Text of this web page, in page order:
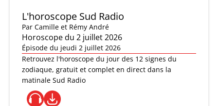
L'horoscope Sud Radio
Par Camille et Rémy André
Horoscope du 2 juillet 2026
Épisode du jeudi 2 juillet 2026
Retrouvez l'horoscope du jour des 12 signes du
zodiaque, gratuit et complet en direct dans la
matinale Sud Radio